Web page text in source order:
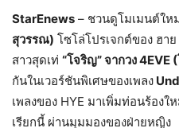
StarEnews – ชวนดูโมเมนต์ให
สุวรรณ) โซโล่โปรเจกต์ของ ฮา
สาวสุดเท่ “โจริญ” จากวง
กันในเวอร์ชันพิเศษของเพลง
เพลงของ HYE มาเพิ่มท่อนร้อง
เรียกนี้ ผ่านมุมมองของฝ่ายหญิง